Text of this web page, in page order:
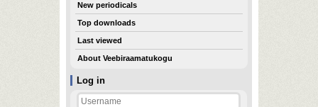
Log in
New periodicals
Top downloads
Last viewed
About Veebiraamatukogu